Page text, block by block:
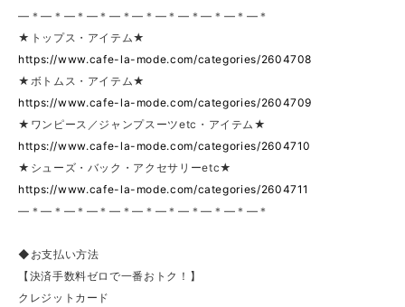
—＊—＊—＊—＊—＊—＊—＊—＊—＊—＊—＊
★トップス・アイテム★
https://www.cafe-la-mode.com/categories/2604708
★ボトムス・アイテム★
https://www.cafe-la-mode.com/categories/2604709
★ワンピース／ジャンプスーツetc・アイテム★
https://www.cafe-la-mode.com/categories/2604710
★シューズ・バック・アクセサリーetc★
https://www.cafe-la-mode.com/categories/2604711
—＊—＊—＊—＊—＊—＊—＊—＊—＊—＊—＊
◆お支払い方法
【決済手数料ゼロで一番おトク！】
クレジットカード